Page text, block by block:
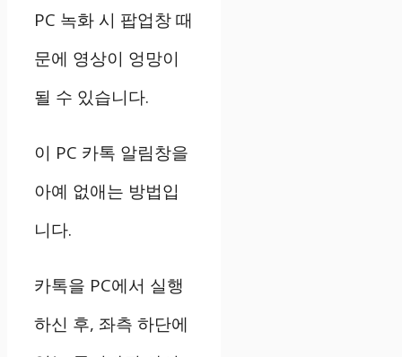
PC 녹화 시 팝업창 때
문에 영상이 엉망이
될 수 있습니다.
이 PC 카톡 알림창을
아예 없애는 방법입
니다.
카톡을 PC에서 실행
하신 후, 좌측 하단에